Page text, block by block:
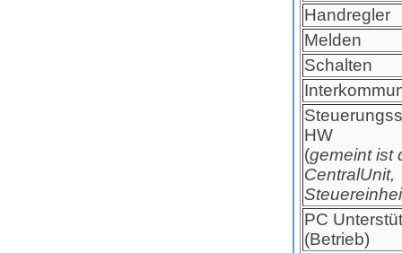
Handregler
Melden
Schalten
HW
(gemeint ist
CentralUnit,
PC
(Betrieb)